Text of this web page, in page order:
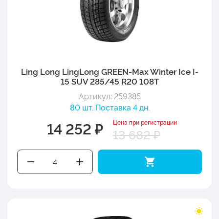
Ling Long LingLong GREEN-Max Winter Ice I-
15 SUV 285/45 R20 108T
Артикул: 259385
80 шт. Поставка 4 дн.
14 252 ₽ Цена при регистрации
13 682 ₽